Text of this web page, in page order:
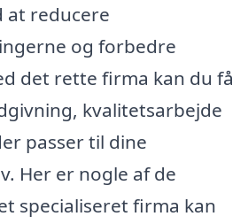
at reducere
og forbedre
det rette firma kan du få
kvalitetsarbejde
passer til dine
Her er nogle af de
specialiseret firma kan